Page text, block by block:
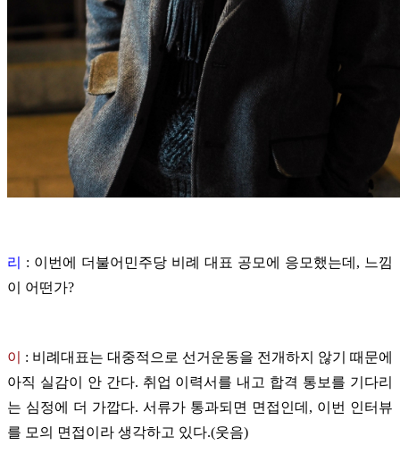
리 : 이번에 더불어민주당 비례 대표 공모에 응모했는데, 느낌
이 어떤가?
이 : 비례대표는 대중적으로 선거운동을 전개하지 않기 때문에
아직 실감이 안 간다. 취업 이력서를 내고 합격 통보를 기다리
는 심정에 더 가깝다. 서류가 통과되면 면접인데, 이번 인터뷰
를 모의 면접이라 생각하고 있다.(웃음)